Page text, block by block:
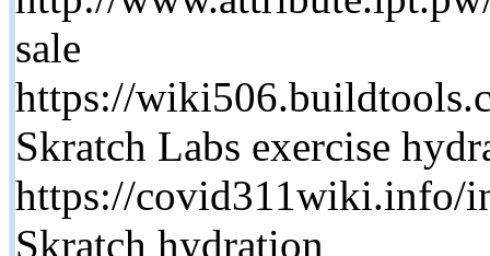
sale
https://
Skratch Labs exercise
https://covid311wiki.info/
Skratch hydration